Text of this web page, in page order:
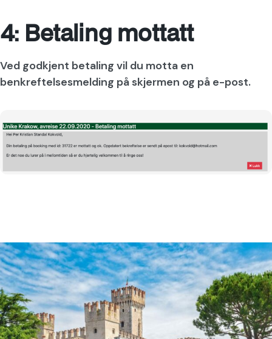
4: Betaling mottatt
Ved godkjent betaling vil du motta en
benkreftelsesmelding på skjermen og på e-post.